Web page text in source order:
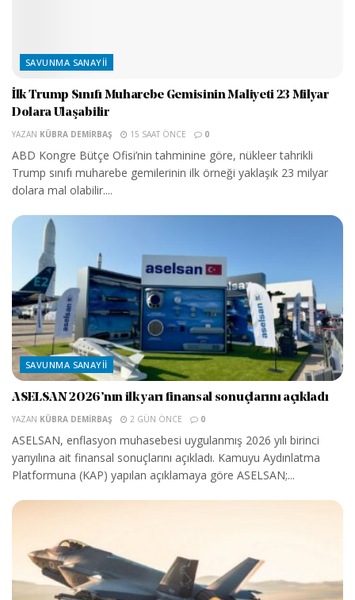
SAVUNMA SANAYII
İlk Trump Sınıfı Muharebe Gemisinin Maliyeti 23 Milyar
Dolara Ulaşabilir
YAZAN KÜBRA DEMIRBAŞ 15 SAAT ÖNCE 0
ABD Kongre Bütçe Ofisi’nin tahminine göre, nükleer tahrikli
Trump sınıfı muharebe gemilerinin ilk örneği yaklaşık 23 milyar
dolara mal olabilir....
SAVUNMA SANAYII
ASELSAN 2026’nın ilk yarı finansal sonuçlarını açıkladı
YAZAN KÜBRA DEMIRBAŞ 2 GÜN ÖNCE 0
ASELSAN, enflasyon muhasebesi uygulanmış 2026 yılı birinci
yarıyılına ait finansal sonuçlarını açıkladı. Kamuyu Aydınlatma
Platformuna (KAP) yapılan açıklamaya göre ASELSAN;...